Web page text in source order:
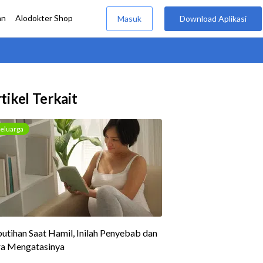
Terkait